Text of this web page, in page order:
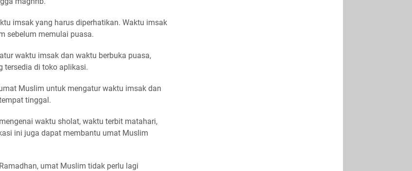
imsak yang harus diperhatikan. Waktu imsak
sebelum memulai puasa.
waktu imsak dan waktu berbuka puasa,
tersedia di toko aplikasi.
Muslim untuk mengatur waktu imsak dan
tinggal.
waktu sholat, waktu terbit matahari,
ini juga dapat membantu umat Muslim
umat Muslim tidak perlu lagi